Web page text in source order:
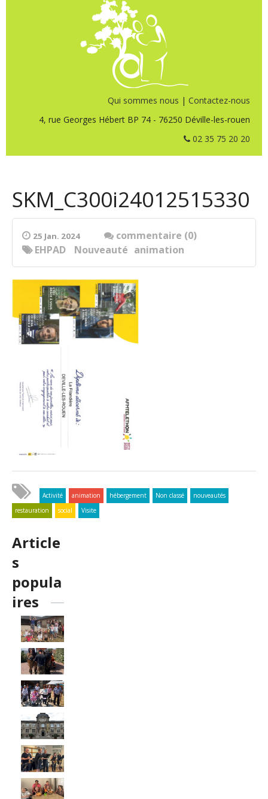
Qui sommes nous | Contactez-nous
4, rue Georges Hébert BP 74 - 76250 Déville-les-rouen
02 35 75 20 20
SKM_C300i24012515330
25 Jan. 2024
commentaire (0)
animation
EHPAD Nouveauté
Activité animation hébergement Non classé
nouveautés
restauration
social Visite
Article
s
popula
ires